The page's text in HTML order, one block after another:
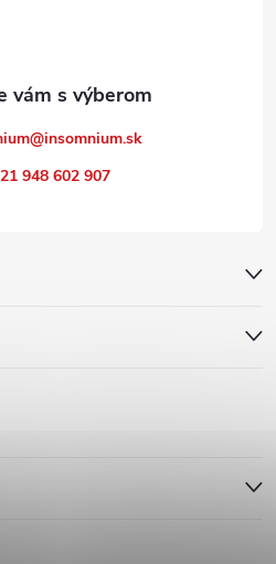
@insomnium.sk
948 602 907